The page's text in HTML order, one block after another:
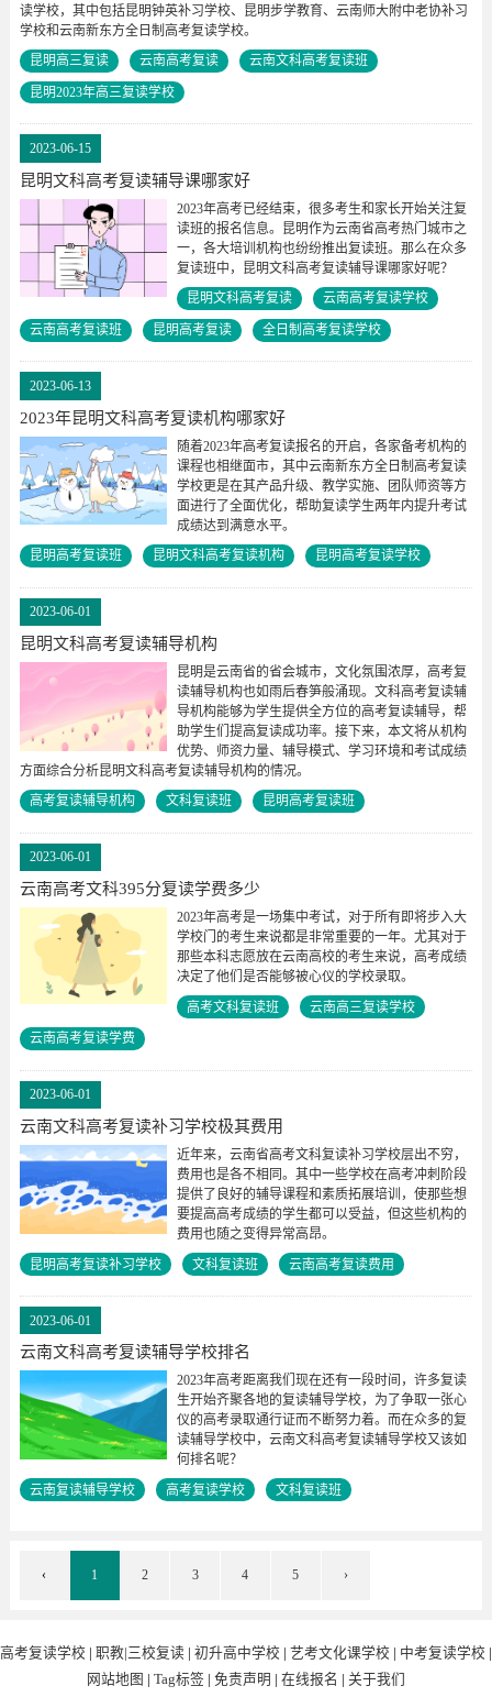
读学校，其中包括昆明钟英补习学校、昆明步学教育、云南师大附中老协补习
学校和云南新东方全日制高考复读学校。
昆明高三复读
云南高考复读 云南文科高考复读班
昆明2023年高三复读学校
2023-06-15
昆明文科高考复读辅导课哪家好
2023年高考已经结束，很多考生和家长开始关注复
读班的报名信息。昆明作为云南省高考热门城市之
一，各大培训机构也纷纷推出复读班。那么在众多
复读班中，昆明文科高考复读辅导课哪家好呢？
昆明文科高考复读
云南高考复读学校
云南高考复读班 昆明高考复读 全日制高考复读学校
2023-06-13
2023年昆明文科高考复读机构哪家好
随着2023年高考复读报名的开启，各家备考机构的
课程也相继面市，其中云南新东方全日制高考复读
学校更是在其产品升级、教学实施、团队师资等方
面进行了全面优化，帮助复读学生两年内提升考试
成绩达到满意水平。
昆明高考复读班
昆明文科高考复读机构 昆明高考复读学校
2023-06-01
昆明文科高考复读辅导机构
昆明是云南省的省会城市，文化氛围浓厚，高考复
读辅导机构也如雨后春笋般涌现。文科高考复读辅
导机构能够为学生提供全方位的高考复读辅导，帮
助学生们提高复读成功率。接下来，本文将从机构
优势、师资力量、辅导模式、学习环境和考试成绩
方面综合分析昆明文科高考复读辅导机构的情况。
高考复读辅导机构
文科复读班 昆明高考复读班
2023-06-01
云南高考文科395分复读学费多少
2023年高考是一场集中考试，对于所有即将步入大
学校门的考生来说都是非常重要的一年。尤其对于
那些本科志愿放在云南高校的考生来说，高考成绩
决定了他们是否能够被心仪的学校录取。
高考文科复读班
云南高三复读学校
云南高考复读学费
2023-06-01
云南文科高考复读补习学校极其费用
近年来，云南省高考文科复读补习学校层出不穷，
费用也是各不相同。其中一些学校在高考冲刺阶段
提供了良好的辅导课程和素质拓展培训，使那些想
要提高高考成绩的学生都可以受益，但这些机构的
费用也随之变得异常高昂。
昆明高考复读补习学校
文科复读班 云南高考复读费用
2023-06-01
云南文科高考复读辅导学校排名
2023年高考距离我们现在还有一段时间，许多复读
生开始齐聚各地的复读辅导学校，为了争取一张心
仪的高考录取通行证而不断努力着。而在众多的复
读辅导学校中，云南文科高考复读辅导学校又该如
何排名呢？
云南复读辅导学校
高考复读学校 文科复读班
‹ 1 2 3 4 5 ›
高考复读学校 | 职教|三校复读 | 初升高中学校 | 艺考文化课学校 | 中考复读学校 |
网站地图 | Tag标签 | 免责声明 | 在线报名 | 关于我们